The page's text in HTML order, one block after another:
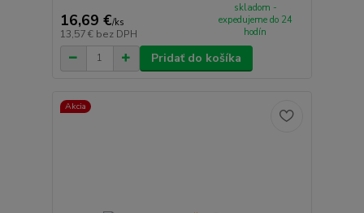
16,69 €/ks
13,57 € bez DPH
skladom -
expedujeme do 24
hodín
Pridať do košíka
Akcia